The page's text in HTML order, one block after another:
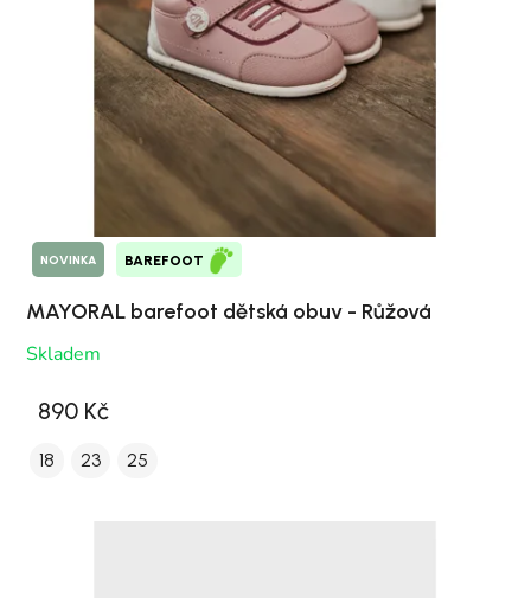
NOVINKA BAREFOOT
MAYORAL barefoot dětská obuv - Růžová
Skladem
890 Kč
18 23 25